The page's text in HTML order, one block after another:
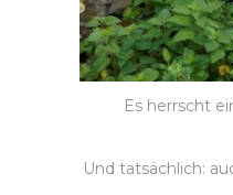
Es herrscht
Und tatsächlich: